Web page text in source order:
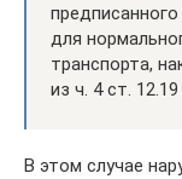
для
транспорта,
из ч. 4 ст.
В этом случае